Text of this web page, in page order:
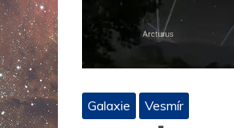
Galaxie Vesmír